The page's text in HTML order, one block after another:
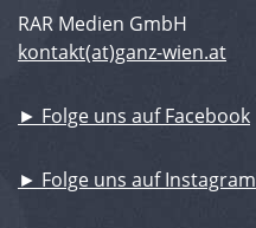
RAR Medien GmbH
kontakt(at)ganz-wien.at
► Folge uns auf Facebook
► Folge uns auf Instagram